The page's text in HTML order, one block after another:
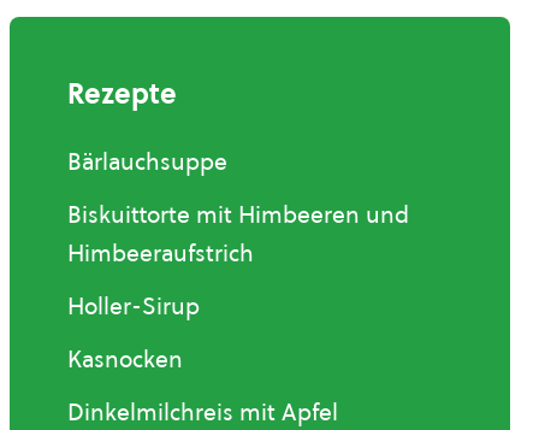
Rezepte
Bärlauchsuppe
Biskuittorte mit Himbeeren und
Himbeeraufstrich
Holler-Sirup
Kasnocken
Dinkelmilchreis mit Apfel